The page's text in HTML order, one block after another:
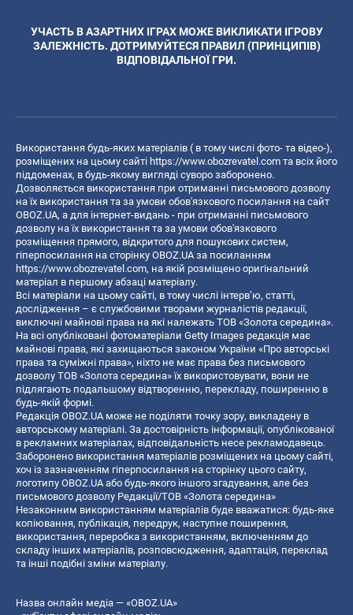
УЧАСТЬ В АЗАРТНИХ ІГРАХ МОЖЕ ВИКЛИКАТИ ІГРОВУ
ЗАЛЕЖНІСТЬ. ДОТРИМУЙТЕСЯ ПРАВИЛ (ПРИНЦИПІВ)
ВІДПОВІДАЛЬНОЇ ГРИ.
Використання будь-яких матеріалів ( в тому числі фото- та відео-),
розміщених на цьому сайті https://www.obozrevatel.com та всіх його
піддоменах, в будь-якому вигляді суворо заборонено.
Дозволяється використання при отриманні письмового дозволу
на їх використання та за умови обов'язкового посилання на сайт
OBOZ.UA, а для інтернет-видань - при отриманні письмового
дозволу на їх використання та за умови обов'язкового
розміщення прямого, відкритого для пошукових систем,
гіперпосилання на сторінку OBOZ.UA за посиланням
https://www.obozrevatel.com, на якій розміщено оригінальний
матеріал в першому абзаці матеріалу.
Всі матеріали на цьому сайті, в тому числі інтерв’ю, статті,
дослідження – є службовими творами журналістів редакції,
виключні майнові права на які належать ТОВ «Золота середина».
На всі опубліковані фотоматеріали Getty Images редакція має
майнові права, які захищаються законом України «Про авторські
права та суміжні права», ніхто не має права без письмового
дозволу ТОВ «Золота середина» їх використовувати, вони не
підлягають подальшому відтворенню, перекладу, поширенню в
будь-якій формі.
Редакція OBOZ.UA може не поділяти точку зору, викладену в
авторському матеріалі. За достовірність інформації, опублікованої
в рекламних матеріалах, відповідальність несе рекламодавець.
Заборонено використання матеріалів розміщених на цьому сайті,
хоч із зазначенням гіперпосилання на сторінку цього сайту,
логотипу OBOZ.UA або будь-якого іншого згадування, але без
письмового дозволу Редакції/ТОВ «Золота середина»
Незаконним використанням матеріалів буде вважатися: будь-яке
копiювання, публiкацiя, передрук, наступне поширення,
використання, переробка з використанням, включенням до
складу інших матеріалів, розповсюдження, адаптація, переклад
та інші подібні зміни матеріалу.
Назва онлайн медіа — «OBOZ.UA»